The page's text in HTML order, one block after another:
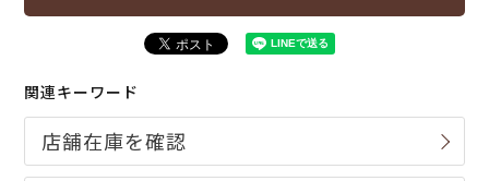
関連キーワード